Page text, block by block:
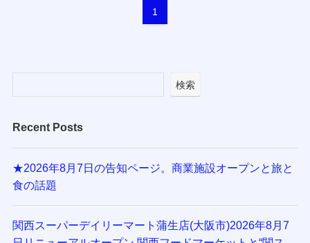
1
検索
Recent Posts
★2026年8月7日の告知ページ。商業施設オープンと旅と
食の話題
関西スーパーデイリーマート蒲生店(大阪市)2026年8月7